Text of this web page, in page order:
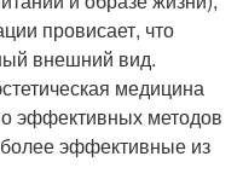
провисает, что
внешний вид.
медицина
эффективных методов
эффективные из